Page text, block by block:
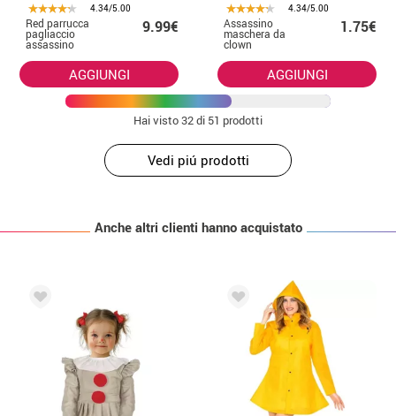
4.34/5.00
Red parrucca
pagliaccio
assassino
9.99€
AGGIUNGI
4.34/5.00
Assassino
maschera da
clown
1.75€
AGGIUNGI
Hai visto32di 51 prodotti
Vedi piú prodotti
Anche altri clienti hanno acquistato